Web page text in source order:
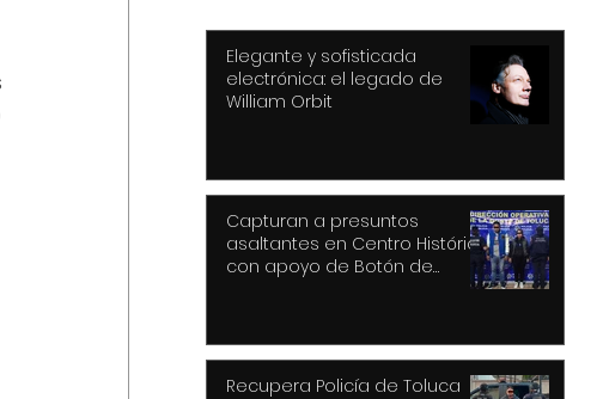
Elegante y sofisticada
electrónica: el legado de
William Orbit
Capturan a presuntos
asaltantes en Centro Histórico
con apoyo de Botón de
Recupera Policía de Toluca